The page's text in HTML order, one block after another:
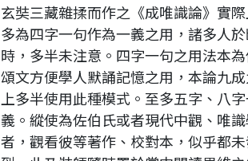
玄奘三藏雜揉而作之《成唯識論》實
多為四字一句作為一義之用，諸多人
時，多半未注意。四字一句之用法本
頌文方便學人默誦記憶之用，本論九
上多半使用此種模式。至多五字、八
義。縱使為佐伯氏或者現代中觀、唯
者，觀看彼等著作、校對本，似乎都